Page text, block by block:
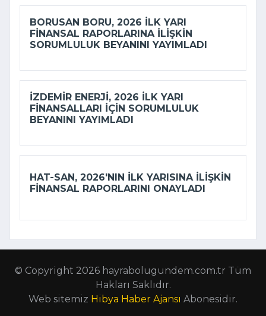
BORUSAN BORU, 2026 ILK YARI
FINANSAL RAPORLARINA ILIŞKIN
SORUMLULUK BEYANINI YAYIMLADI
İZDEMİR ENERJI, 2026 ILK YARI
FINANSALLARI IÇIN SORUMLULUK
BEYANINI YAYIMLADI
HAT-SAN, 2026'NIN ILK YARISINA ILIŞKIN
FINANSAL RAPORLARINI ONAYLADI
© Copyright 2026 hayrabolugundem.com.tr Tüm
Hakları Saklıdır.
Web sitemiz Hibya Haber Ajansı Abonesidir.